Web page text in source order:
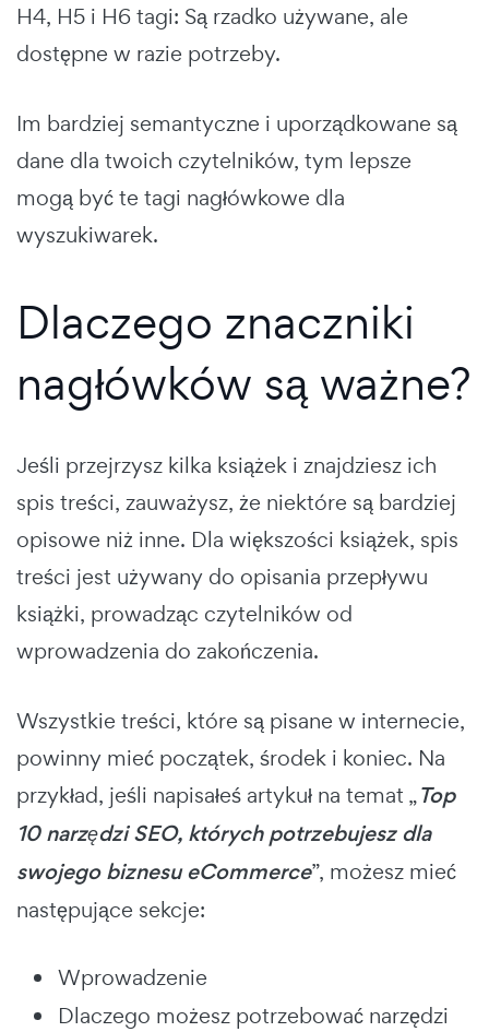
H4, H5 i H6 tagi: Są rzadko używane, ale
dostępne w razie potrzeby.
Im bardziej semantyczne i uporządkowane są
dane dla twoich czytelników, tym lepsze
mogą być te tagi nagłówkowe dla
wyszukiwarek.
Dlaczego znaczniki
nagłówków są ważne?
Jeśli przejrzysz kilka książek i znajdziesz ich
spis treści, zauważysz, że niektóre są bardziej
opisowe niż inne. Dla większości książek, spis
treści jest używany do opisania przepływu
książki, prowadząc czytelników od
wprowadzenia do zakończenia.
Wszystkie treści, które są pisane w internecie,
powinny mieć początek, środek i koniec. Na
przykład, jeśli napisałeś artykuł na temat „Top
10 narzędzi SEO, których potrzebujesz dla
swojego biznesu eCommerce”, możesz mieć
następujące sekcje:
Wprowadzenie
Dlaczego możesz potrzebować narzędzi